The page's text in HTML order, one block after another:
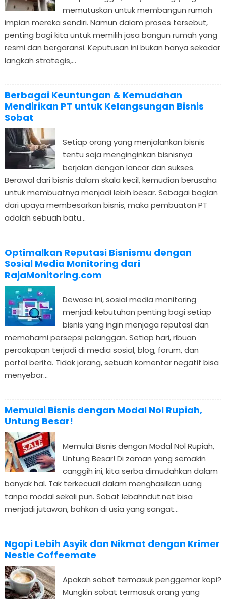
memutuskan untuk membangun rumah
impian mereka sendiri. Namun dalam proses tersebut,
penting bagi kita untuk memilih jasa bangun rumah yang
resmi dan bergaransi. Keputusan ini bukan hanya sekadar
langkah strategis,...
Berbagai Keuntungan & Kemudahan
Mendirikan PT untuk Kelangsungan Bisnis
Sobat
Setiap orang yang menjalankan bisnis
tentu saja menginginkan bisnisnya
berjalan dengan lancar dan sukses.
Berawal dari bisnis dalam skala kecil, kemudian berusaha
untuk membuatnya menjadi lebih besar. Sebagai bagian
dari upaya membesarkan bisnis, maka pembuatan PT
adalah sebuah batu...
Optimalkan Reputasi Bisnismu dengan
Sosial Media Monitoring dari
RajaMonitoring.com
Dewasa ini, sosial media monitoring
menjadi kebutuhan penting bagi setiap
bisnis yang ingin menjaga reputasi dan
memahami persepsi pelanggan. Setiap hari, ribuan
percakapan terjadi di media sosial, blog, forum, dan
portal berita. Tidak jarang, sebuah komentar negatif bisa
menyebar...
Memulai Bisnis dengan Modal Nol Rupiah,
Untung Besar!
Memulai Bisnis dengan Modal Nol Rupiah,
Untung Besar! Di zaman yang semakin
canggih ini, kita serba dimudahkan dalam
banyak hal. Tak terkecuali dalam menghasilkan uang
tanpa modal sekali pun. Sobat lebahndut.net bisa
menjadi jutawan, bahkan di usia yang sangat...
Ngopi Lebih Asyik dan Nikmat dengan Krimer
Nestle Coffeemate
Apakah sobat termasuk penggemar kopi?
Mungkin sobat termasuk orang yang